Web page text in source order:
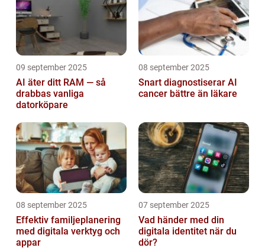
09 september 2025
AI äter ditt RAM — så
drabbas vanliga
datorköpare
08 september 2025
Snart diagnostiserar AI
cancer bättre än läkare
08 september 2025
Effektiv familjeplanering
med digitala verktyg och
appar
07 september 2025
Vad händer med din
digitala identitet när du
dör?